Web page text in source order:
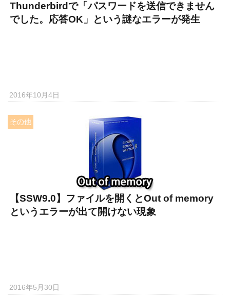
Thunderbirdで「パスワードを送信できません
でした。応答OK」という謎なエラーが発生
2016年10月4日
その他
【SSW9.0】ファイルを開くとOut of memory
というエラーが出て開けない現象
2016年5月30日